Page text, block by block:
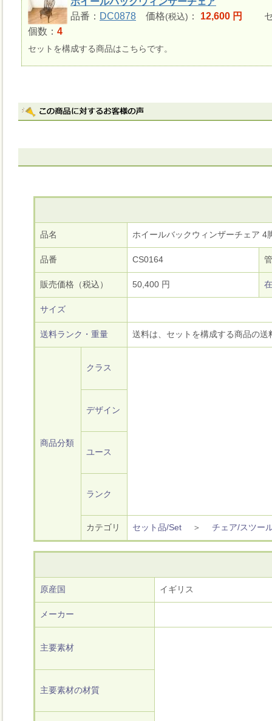
品番： DC0878 価格(税込) ： 12,600 円
セ
個数： 4
セットを構成する商品はこちらです。
品名 ホイールバックウィンザーチェア 4
品番 CS0164
販売価格（税込） 50,400 円
サイズ
送料ランク・重量 送料は、セットを構成する商品の
商品分類
クラス
デザイン
ユース
ランク
カテゴリ セット品/Set ＞ チェア/スツー
原産国 イギリス
メーカー
主要素材
主要素材の材質